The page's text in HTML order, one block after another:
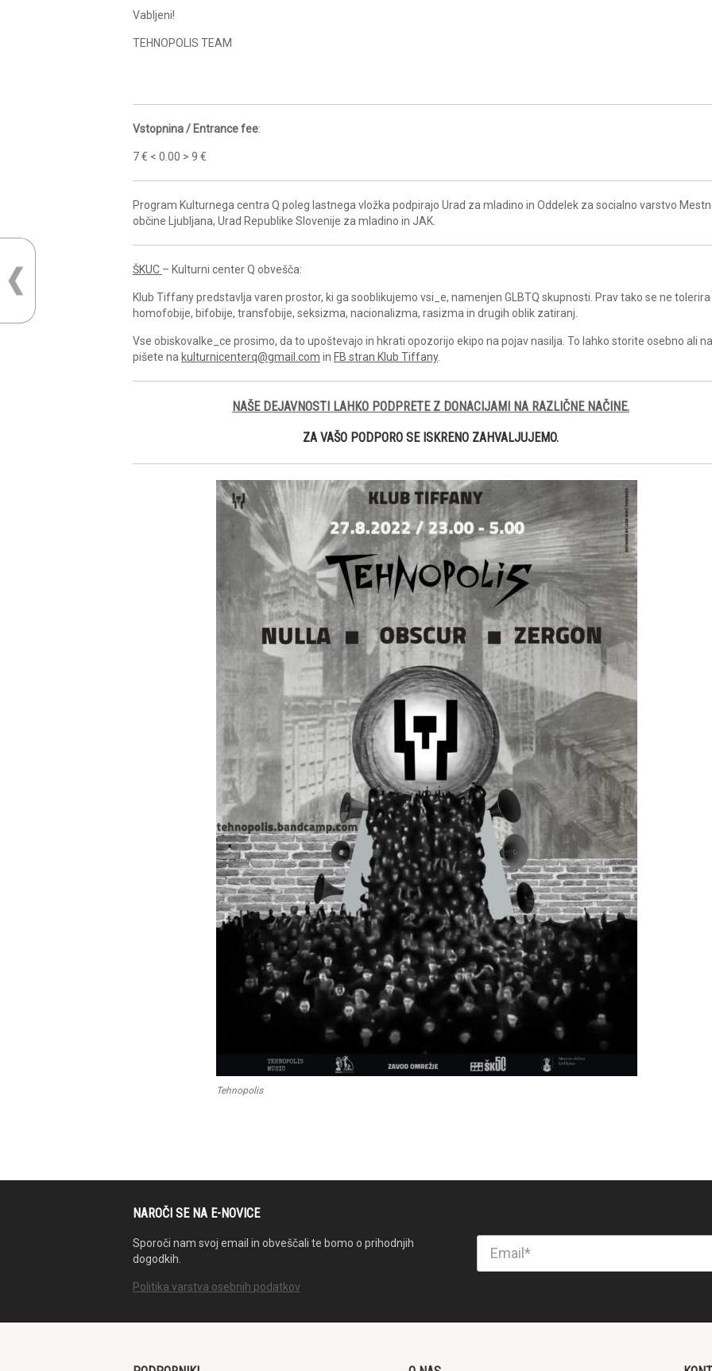
Vabljeni!
TEHNOPOLIS TEAM
Vstopnina / Entrance fee:
7 € < 0.00 > 9 €
Program Kulturnega centra Q poleg lastnega vložka podpirajo Urad za mladino in Oddelek za socialno varstvo
občine Ljubljana, Urad Republike Slovenije za mladino in JAK.
ŠKUC – Kulturni center Q obvešča:
Klub Tiffany predstavlja varen prostor, ki ga sooblikujemo vsi_e, namenjen GLBTQ skupnosti. Prav tako se ne tolerira
homofobije, bifobije, transfobije, seksizma, nacionalizma, rasizma in drugih oblik zatiranj.
Vse obiskovalke_ce prosimo, da to upoštevajo in hkrati opozorijo ekipo na pojav nasilja. To lahko storite osebno ali
pišete na kulturnicenterq@gmail.com in FB stran Klub Tiffany.
NAŠE DEJAVNOSTI LAHKO PODPRETE Z DONACIJAMI NA RAZLIČNE NAČINE.
ZA VAŠO PODPORO SE ISKRENO ZAHVALJUJEMO.
Tehnopolis
NAROČI SE NA E-NOVICE
Sporoči nam svoj email in obveščali te bomo o prihodnjih
dogodkih.
Politika varstva osebnih podatkov